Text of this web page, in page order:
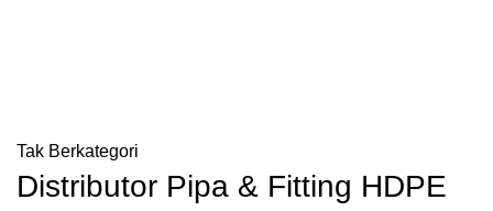
Tak Berkategori
Distributor Pipa & Fitting HDPE